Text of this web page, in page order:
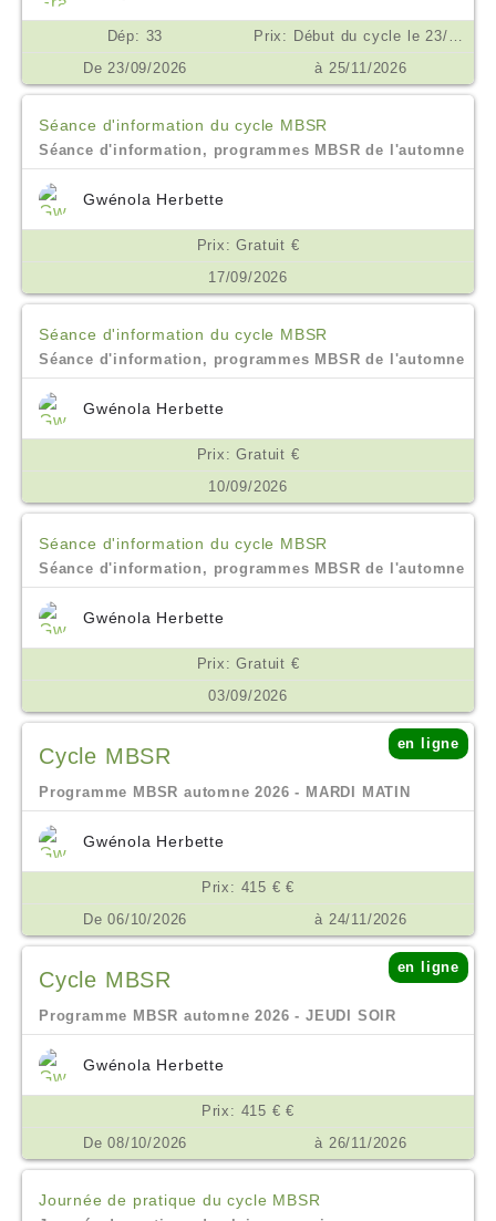
Dép: 33
Prix: Début du cycle le 23/09/2026. Prix 450€ inclusif de toutes les séances, enregistrements et supports. Prix spécial pour les inscriptions en droits à formation et pour les étudiants et demandeurs d'emploi. Possibilité de financement OPCO, AGEFICE, FIFPL €
De 23/09/2026
à 25/11/2026
Séance d'information du cycle MBSR
Séance d'information, programmes MBSR de l'automne
Gwénola Herbette
Prix: Gratuit €
17/09/2026
Séance d'information du cycle MBSR
Séance d'information, programmes MBSR de l'automne
Gwénola Herbette
Prix: Gratuit €
10/09/2026
Séance d'information du cycle MBSR
Séance d'information, programmes MBSR de l'automne
Gwénola Herbette
Prix: Gratuit €
03/09/2026
Cycle MBSR
en ligne
Programme MBSR automne 2026 - MARDI MATIN
Gwénola Herbette
Prix: 415 € €
De 06/10/2026
à 24/11/2026
Cycle MBSR
en ligne
Programme MBSR automne 2026 - JEUDI SOIR
Gwénola Herbette
Prix: 415 € €
De 08/10/2026
à 26/11/2026
Journée de pratique du cycle MBSR